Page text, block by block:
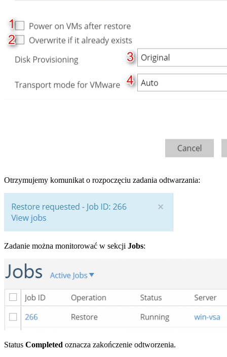
Otrzymujemy komunikat o rozpoczęciu zadania odtwarzania:
Zadanie można monitorować w sekcji Jobs:
Status Completed oznacza zakończenie odtworzenia.